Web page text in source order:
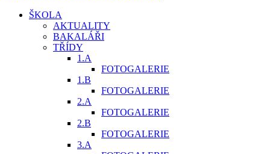
ŠKOLA
AKTUALITY
BAKALÁŘI
TŘÍDY
1.A
FOTOGALERIE
1.B
FOTOGALERIE
2.A
FOTOGALERIE
2.B
FOTOGALERIE
3.A